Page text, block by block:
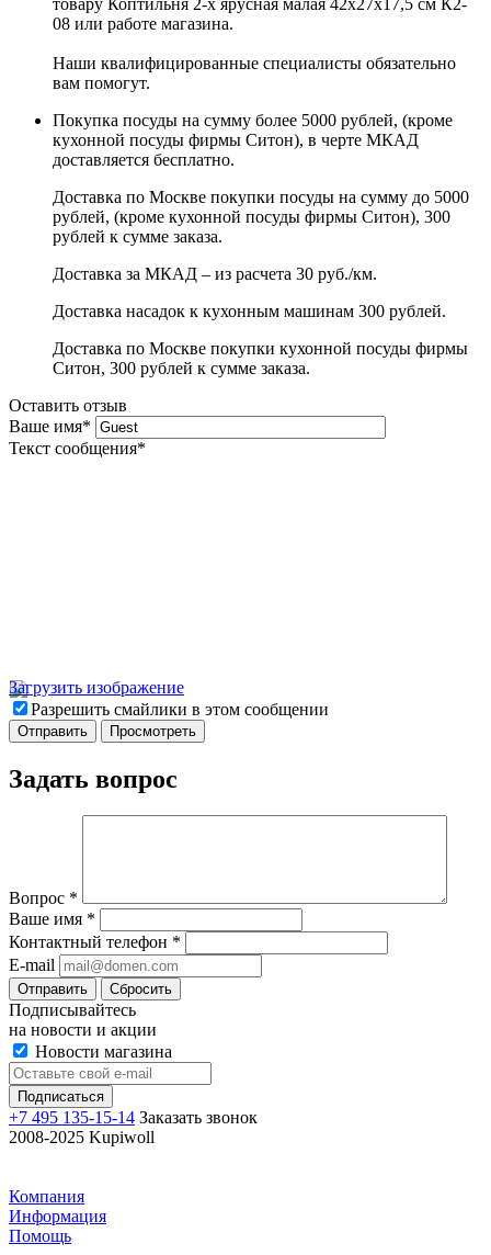
08 или работе магазина.
Наши квалифицированные специалисты обязательно
вам помогут.
Покупка посуды на сумму более 5000 рублей, (кроме
кухонной посуды фирмы Ситон), в черте МКАД
доставляется бесплатно.
Доставка по Москве покупки посуды на сумму до 5000
рублей, (кроме кухонной посуды фирмы Ситон), 300
рублей к сумме заказа.
Доставка за МКАД – из расчета 30 руб./км.
Доставка насадок к кухонным машинам 300 рублей.
Доставка по Москве покупки кухонной посуды фирмы
Ситон, 300 рублей к сумме заказа.
Оставить отзыв
Ваше имя*
Текст сообщения*
Загрузить изображение
Разрешить смайлики в этом сообщении
Задать вопрос
Вопрос *
Ваше имя *
Контактный телефон *
E-mail
Отправить Сбросить
Подписывайтесь
на новости и акции
Новости магазина
+7 495 135-15-14 Заказать звонок
2008-2025 Kupiwoll
Компания
Информация
Помощь